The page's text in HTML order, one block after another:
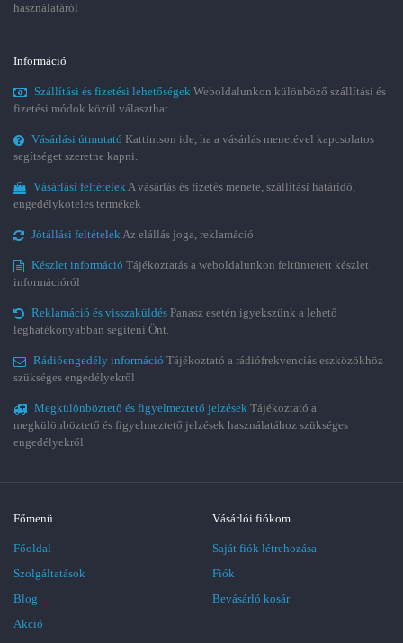
használatáról
Információ
Szállítási és fizetési lehetőségek Weboldalunkon különböző szállítási és
fizetési módok közül választhat.
Vásárlási útmutató Kattintson ide, ha a vásárlás menetével kapcsolatos
segítséget szeretne kapni.
Vásárlási feltételekA vásárlás és fizetés menete, szállítási határidő,
engedélyköteles termékek
Jótállási feltételekAz elállás joga, reklamáció
Készlet információ Tájékoztatás a weboldalunkon feltüntetett készlet
információról
Reklamáció és visszaküldés Panasz esetén igyekszünk a lehető
leghatékonyabban segíteni Önt.
Rádióengedély információ Tájékoztató a rádiófrekvenciás eszközökhöz
szükséges engedélyekről
Megkülönböztető és figyelmeztető jelzések Tájékoztató a
megkülönböztető és figyelmeztető jelzések használatához szükséges
engedélyekről
Főmenü
Főoldal
Szolgáltatások
Blog
Akció
Vásárlói fiókom
Saját fiók létrehozása
Fiók
Bevásárló kosár